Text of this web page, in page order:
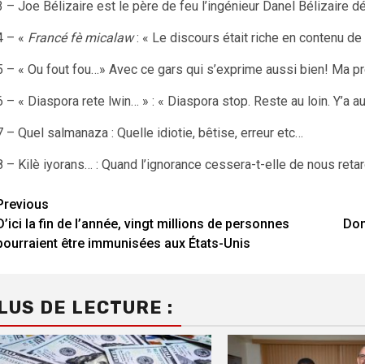
– Joe Bélizaire est le père de feu l’ingénieur Danel Bélizaire
– « Francé fè micalaw: « Le discours était riche en contenu
– « Ou fout fou…» Avec ce gars qui s’exprime aussi bien! Ma
– « Diaspora rete lwin… » : « Diaspora stop. Reste au loin. Y’a
– Quel salmanaza : Quelle idiotie, bêtise, erreur etc…
– Kilè iyorans… : Quand l’ignorance cessera-t-elle de nous
la fin de l’année, vingt millions de personnes
être immunisées aux États-Unis
DE LECTURE :